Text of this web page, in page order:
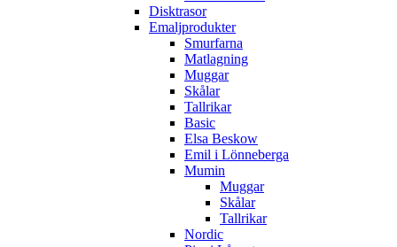
Disktrasor
Emaljprodukter
Smurfarna
Matlagning
Muggar
Skålar
Tallrikar
Basic
Elsa Beskow
Emil i Lönneberga
Mumin
Muggar
Skålar
Tallrikar
Nordic